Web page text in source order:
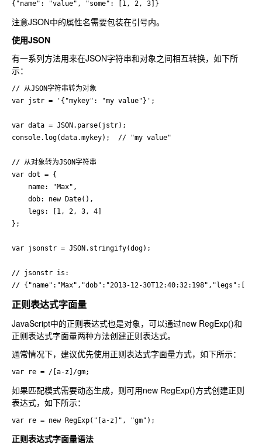
{"name": "value", "some": [1, 2, 3]}
注意JSON中的属性名需要包装在引号内。
使用JSON
有一系列方法用来在JSON字符串和对象之间相互转换，如下所
示：
// 从JSON字符串转为对象
var jstr = '{"mykey": "my value"}';
var data = JSON.parse(jstr);
console.log(data.mykey);  // "my value"
// 从对象转为JSON字符串
var dot = {
    name: "Max",
    dob: new Date(),
    legs: [1, 2, 3, 4]
};
var jsonstr = JSON.stringify(dog);
// jsonstr is:
// {"name":"Max","dob":"2013-12-
正则表达式字面量
JavaScript中的正则表达式也是对象，可以通过new RegExp()和
正则表达式字面量两种方法创建正则表达式。
通常情况下，建议优先使用正则表达式字面量方式，如下所示：
var re = /[a-z]/gm;
如果匹配模式需要动态生成，则可用new RegExp()方式创建正则
表达式，如下所示：
var re = new RegExp("[a-z]", "gm");
正则表达式字面量语法